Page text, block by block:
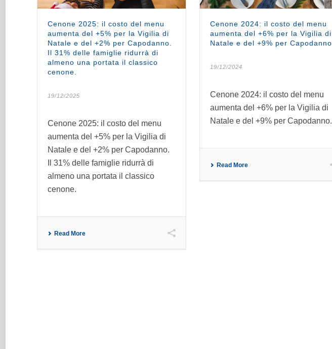
Cenone 2025: il costo del menu
aumenta del +5% per la Vigilia di
Natale e del +2% per Capodanno.
Il 31% delle famiglie ridurrà di
almeno una portata il classico
cenone.
19/12/2025
Cenone 2025: il costo del menu
aumenta del +5% per la Vigilia di
Natale e del +2% per Capodanno.
Il 31% delle famiglie ridurrà di
almeno una portata il classico
cenone.
Read More
Cenone 2024: il costo del menu
aumenta del +6% per la Vigilia di
Natale e del +9% per Capodanno.
19/12/2024
Cenone 2024: il costo del menu
aumenta del +6% per la Vigilia di
Natale e del +9% per Capodanno.
Read More